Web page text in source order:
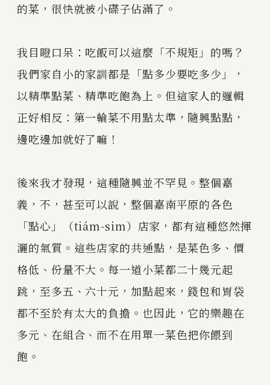
的菜，很快就被小碟子佔滿了。
我目瞪口呆：吃飯可以這麼「不規矩」的嗎？
我們家自小的家訓都是「點多少要吃多少」，
以精準點菜、精準吃飽為上。但這家人的邏輯
正好相反：第一輪菜不用點太準，隨興點點，
邊吃邊加就好了嘛！
後來我才發現，這種隨興並不罕見。整個嘉
義，不，甚至可以說，整個嘉南平原的各色
「點心」（tiám-sim）店家，都有這種悠然揮
灑的氣質。這些店家的共通點，是菜色多、價
格低、份量不大。每一道小菜都二十幾元起
跳，至多五、六十元，加點起來，錢包和胃袋
都不至於有太大的負擔。也因此，它的樂趣在
多元、在組合、而不在用單一菜色把你餵到
飽。